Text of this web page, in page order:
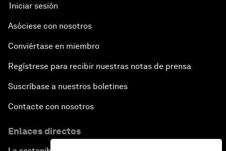
Iniciar sesión
Asóciese con nosotros
Conviértase en miembro
Regístrese para recibir nuestras notas de prensa
Suscríbase a nuestros boletines
Contacte con nosotros
Enlaces directos